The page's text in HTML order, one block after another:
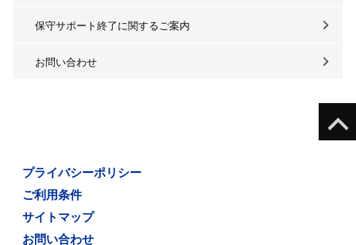
保守サポート終了に関するご案内
お問い合わせ
プライバシーポリシー
ご利用条件
サイトマップ
お問い合わせ